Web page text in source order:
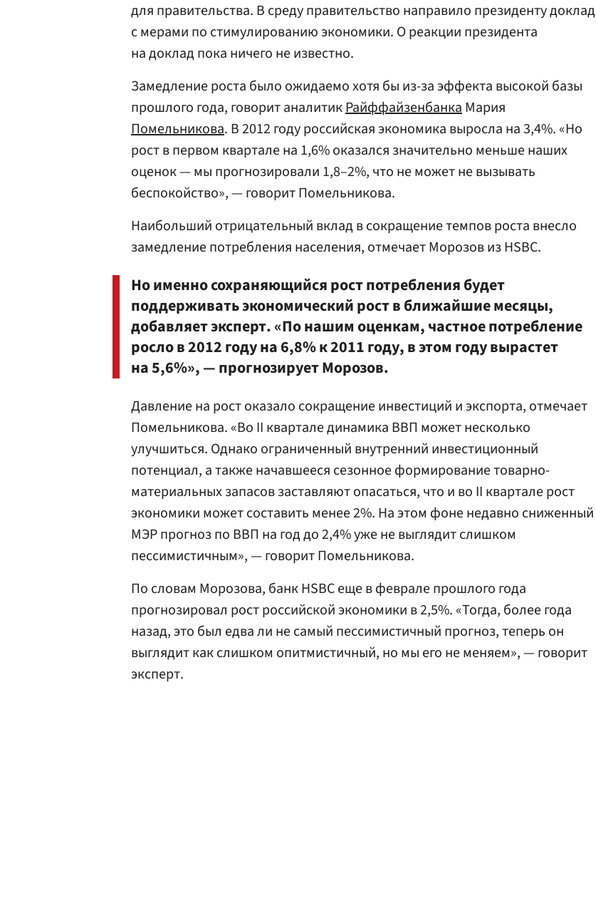
для правительства. В среду правительство направило президенту доклад
с мерами по стимулированию экономики. О реакции президента
на доклад пока ничего не известно.
Замедление роста было ожидаемо хотя бы из-за эффекта высокой базы
прошлого года, говорит аналитикРайффайзенбанкаМария
Помельникова. В 2012 году российская экономика выросла на 3,4%. «Но
рост в первом квартале на 1,6% оказался значительно меньше наших
оценок — мы прогнозировали 1,8–2%, что не может не вызывать
беспокойство», — говорит Помельникова.
Наибольший отрицательный вклад в сокращение темпов роста внесло
замедление потребления населения, отмечает Морозов из HSBC.
Но именно сохраняющийся рост потребления будет
поддерживать экономический рост в ближайшие месяцы,
добавляет эксперт. «По нашим оценкам, частное потребление
росло в 2012 году на 6,8% к 2011 году, в этом году вырастет
на 5,6%», — прогнозирует Морозов.
Давление на рост оказало сокращение инвестиций и экспорта, отмечает
Помельникова. «Во II квартале динамика ВВП может несколько
улучшиться. Однако ограниченный внутренний инвестиционный
потенциал, а также начавшееся сезонное формирование товарно-
материальных запасов заставляют опасаться, что и во II квартале рост
экономики может составить менее 2%. На этом фоне недавно сниженный
МЭР прогноз по ВВП на год до 2,4% уже не выглядит слишком
пессимистичным», — говорит Помельникова.
По словам Морозова, банк HSBC еще в феврале прошлого года
прогнозировал рост российской экономики в 2,5%. «Тогда, более года
назад, это был едва ли не самый пессимистичный прогноз, теперь он
выглядит как слишком опитмистичный, но мы его не меняем», — говорит
эксперт.